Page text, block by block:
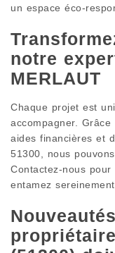
un espace éco-
notre
MERLAUT
Chaque projet est
accompagner.
aides financières et
51300, nous
Contactez-nous
entamez